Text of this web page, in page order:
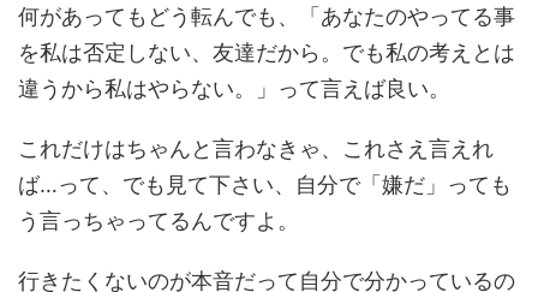
何があってもどう転んでも、「あなたのやってる事
を私は否定しない、友達だから。でも私の考えとは
違うから私はやらない。」って言えば良い。
これだけはちゃんと言わなきゃ、これさえ言えれ
ば…って、でも見て下さい、自分で「嫌だ」っても
う言っちゃってるんですよ。
行きたくないのが本音だって自分で分かっているの